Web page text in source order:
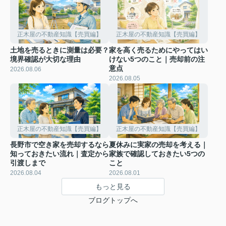
正木屋の不動産知識【売買編】
土地を売るときに測量は必要？
境界確認が大切な理由
2026.08.06
正木屋の不動産知識【売買編】
家を高く売るためにやってはい
けない5つのこと｜売却前の注
意点
2026.08.05
正木屋の不動産知識【売買編】
長野市で空き家を売却するなら
知っておきたい流れ｜査定から
引渡しまで
2026.08.04
正木屋の不動産知識【売買編】
夏休みに実家の売却を考える｜
家族で確認しておきたい5つの
こと
2026.08.01
もっと見る
ブログトップへ